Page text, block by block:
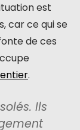
est
car ce qui se
de ces
.
Ils